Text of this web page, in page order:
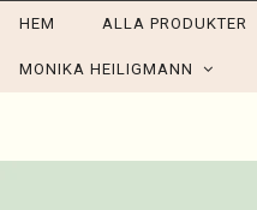
HEM ALLA PRODUKTER
MONIKA HEILIGMANN